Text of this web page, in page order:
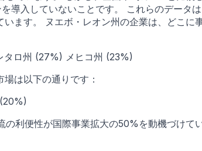
入していないことです。 これらのデータ
ます。 ヌエボ・レオン州の企業は、どこ
タロ州 (27%) メヒコ州 (23%)
は以下の通りです：
利便性が国際事業拡大の50%を動機づけ